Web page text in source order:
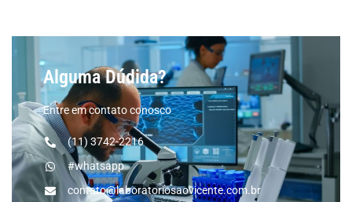
Alguma Dúdida?
Entre em contato conosco
(11) 3742-2216
#whatsapp
contato@laboratoriosaovicente.com.br